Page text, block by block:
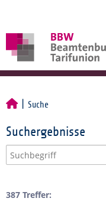
Suche
Suchergebnisse
387 Treffer: